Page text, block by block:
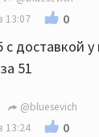
13:07
0
доставкой у
51
@bluesevich
13:24
0